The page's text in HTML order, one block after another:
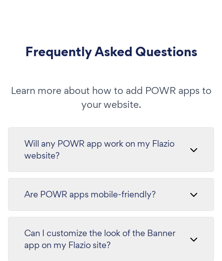
Frequently Asked Questions
Learn more about how to add POWR apps to
your website.
Will any POWR app work on my Flazio
website?
Are POWR apps mobile-friendly?
Can I customize the look of the Banner
app on my Flazio site?